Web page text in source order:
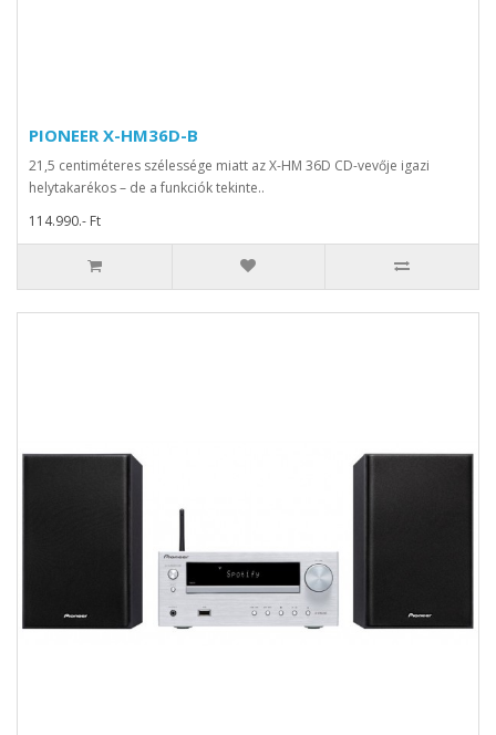
PIONEER X-HM36D-B
21,5 centiméteres szélessége miatt az X-HM 36D CD-vevője igazi
helytakarékos – de a funkciók tekinte..
114.990.- Ft